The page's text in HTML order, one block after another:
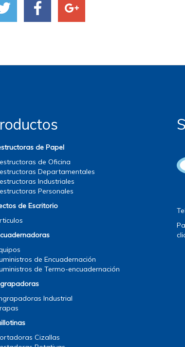
de Papel
de Oficina
Departamentales
Industriales
Personales
de Escritorio
de Encuadernación
de Termo-encuadernación
Industrial
Cizallas